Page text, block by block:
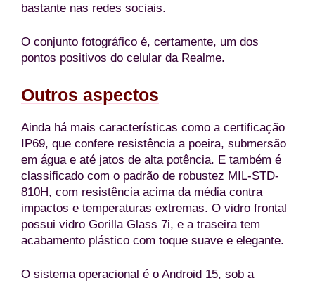
bastante nas redes sociais.
O conjunto fotográfico é, certamente, um dos
pontos positivos do celular da Realme.
Outros aspectos
Ainda há mais características como a certificação
IP69, que confere resistência a poeira, submersão
em água e até jatos de alta potência. E também é
classificado com o padrão de robustez MIL-STD-
810H, com resistência acima da média contra
impactos e temperaturas extremas. O vidro frontal
possui vidro Gorilla Glass 7i, e a traseira tem
acabamento plástico com toque suave e elegante.
O sistema operacional é o Android 15, sob a